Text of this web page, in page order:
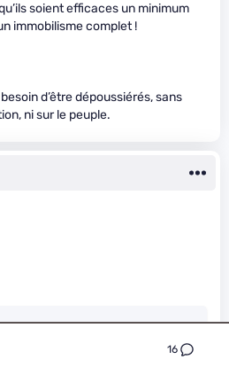
16
soient efficaces un minimum
immobilisme complet !
d’être dépoussiérés, sans
ni sur le peuple.